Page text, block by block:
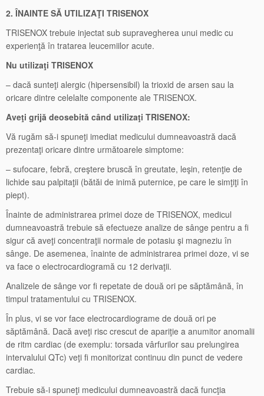
2. ÎNAINTE SĂ UTILIZAŢI TRISENOX
TRISENOX trebuie injectat sub supravegherea unui medic cu
experienţă în tratarea leucemiilor acute.
Nu utilizaţi TRISENOX
– dacă sunteţi alergic (hipersensibil) la trioxid de arsen sau la
oricare dintre celelalte componente ale TRISENOX.
Aveţi grijă deosebită când utilizaţi TRISENOX:
Vă rugăm să-i spuneţi imediat medicului dumneavoastră dacă
prezentaţi oricare dintre următoarele simptome:
– sufocare, febră, creştere bruscă în greutate, leşin, retenţie de
lichide sau palpitaţii (bătăi de inimă puternice, pe care le simţiţi în
piept).
Înainte de administrarea primei doze de TRISENOX, medicul
dumneavoastră trebuie să efectueze analize de sânge pentru a fi
sigur că aveţi concentraţii normale de potasiu şi magneziu în
sânge. De asemenea, înainte de administrarea primei doze, vi se
va face o electrocardiogramă cu 12 derivaţii.
Analizele de sânge vor fi repetate de două ori pe săptămână, în
timpul tratamentului cu TRISENOX.
În plus, vi se vor face electrocardiograme de două ori pe
săptămână. Dacă aveţi risc crescut de apariţie a anumitor anomalii
de ritm cardiac (de exemplu: torsada vârfurilor sau prelungirea
intervalului QTc) veţi fi monitorizat continuu din punct de vedere
cardiac.
Trebuie să-i spuneţi medicului dumneavoastră dacă funcţia